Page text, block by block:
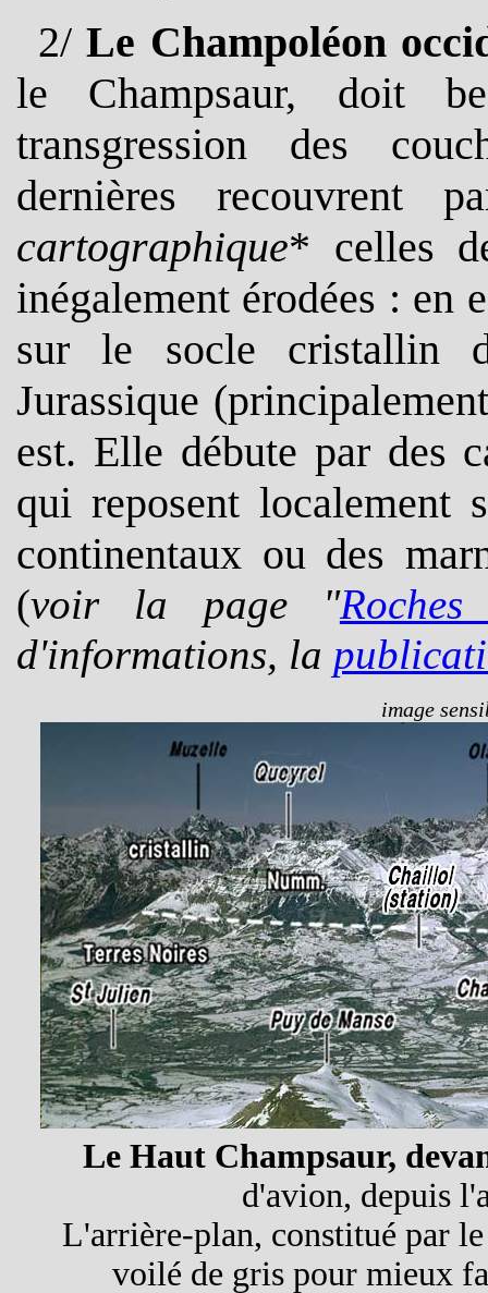
2/Le Champoléon
le Champsaur, doit
transgression des
dernières recouvrent
cartographique* celles
inégalement érodées : en
sur le socle cristallin
Jurassique
est. Elle débute par des
qui reposent localement
continentaux ou des
(voir la page "Roches
d'informations, la
image
Le Haut Champsaur,
d'avion, depuis
L'arrière-plan, constitué par
voilé de gris pour mieux